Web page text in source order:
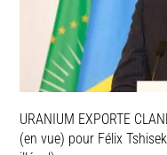
URANIUM EXPORTE
(en vue) pour Félix